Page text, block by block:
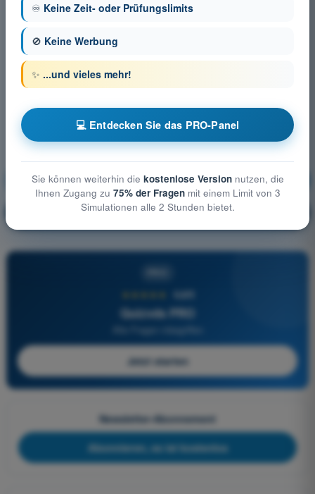
Meteorologie Ausbildung!
🔒 PRO Erläuterung der Frage
4,6/5
Quizvds PRO
Alle Fragen inbegriffen
Jetzt starten
Newsletter-Abonnement
Abonnieren, es ist kostenlos
♾️ Keine Zeit- oder Prüfungslimits
🚫 Keine Werbung
✨ ...und vieles mehr!
💻 Entdecken Sie das PRO-Panel
Sie können weiterhin die kostenlose Versionnutzen, die
Ihnen Zugang zu 75% der Fragenmit einem Limit von 3
Simulationen alle 2 Stunden bietet.